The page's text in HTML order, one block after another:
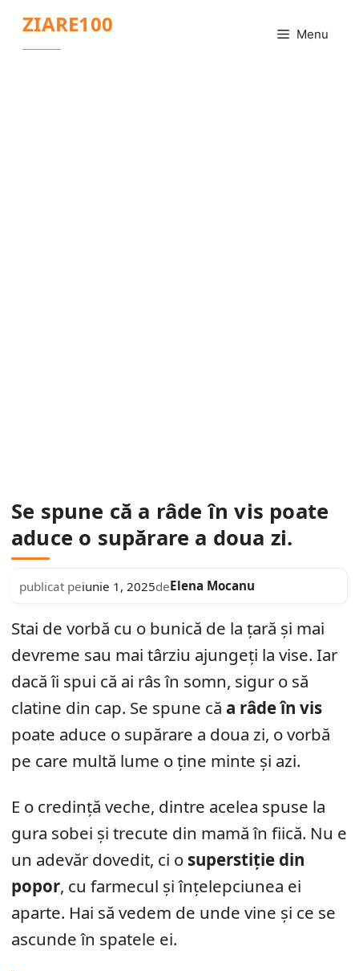
conținut
ZIARE100 Menu
Se spune că a râde în vis poate
aduce o supărare a doua zi.
publicat peiunie 1, 2025deElena Mocanu
Stai de vorbă cu o bunică de la țară și mai
devreme sau mai târziu ajungeți la vise. Iar
dacă îi spui că ai râs în somn, sigur o să
clatine din cap. Se spune că a râde în vis
poate aduce o supărare a doua zi, o vorbă
pe care multă lume o ține minte și azi.
E o credință veche, dintre acelea spuse la
gura sobei și trecute din mamă în fiică. Nu e
un adevăr dovedit, ci o superstiție din
popor, cu farmecul și înțelepciunea ei
aparte. Hai să vedem de unde vine și ce se
ascunde în spatele ei.